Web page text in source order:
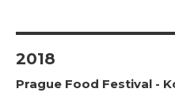
2018
Prague Food Festival -